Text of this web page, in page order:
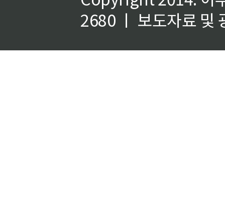
2680 ㅣ 보도자료